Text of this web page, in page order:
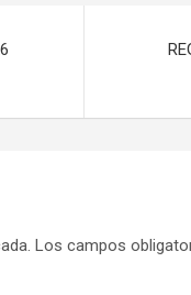
Los campos